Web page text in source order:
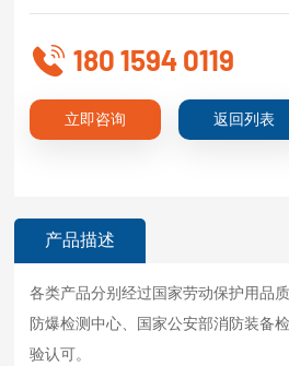
180 1594 0119
立即咨询 返回列表
产品描述
各类产品分别经过国家劳动保护用品
防爆检测中心、国家公安部消防装备
验认可。